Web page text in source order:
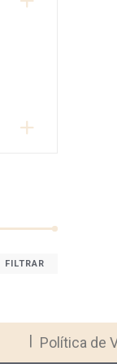
FILTRAR
Política de